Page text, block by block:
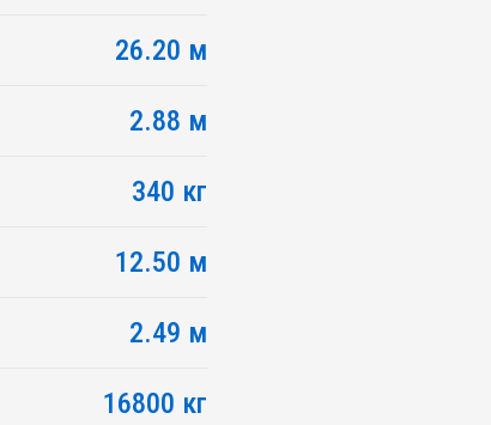
26.20 м
2.88 м
340 кг
12.50 м
2.49 м
16800 кг